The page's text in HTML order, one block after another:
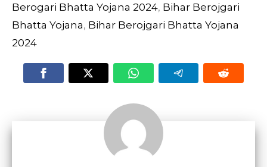
Berogari Bhatta Yojana 2024, Bihar Berojgari
Bhatta Yojana, Bihar Berojgari Bhatta Yojana
2024